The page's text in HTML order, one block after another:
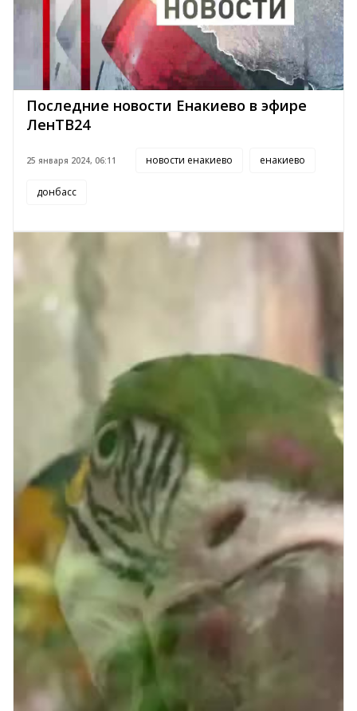
Последние новости Енакиево в эфире
ЛенТВ24
25 января 2024, 06:11 новости енакиево енакиево
донбасс